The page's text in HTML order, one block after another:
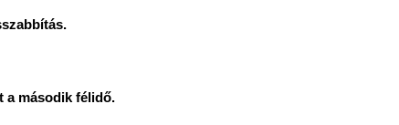
a második félidő.